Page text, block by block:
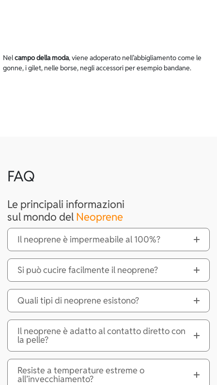
Nelcampo della moda, viene adoperato nell’abbigliamento come le
gonne, i gilet, nelle borse, negli accessori per esempio bandane.
FAQ
Le principali informazioni
sul mondo del Neoprene
Il neoprene è impermeabile al 100%?
Si può cucire facilmente il neoprene?
Quali tipi di neoprene esistono?
Il neoprene è adatto al contatto diretto con
la pelle?
Resiste a temperature estreme o
all’invecchiamento?